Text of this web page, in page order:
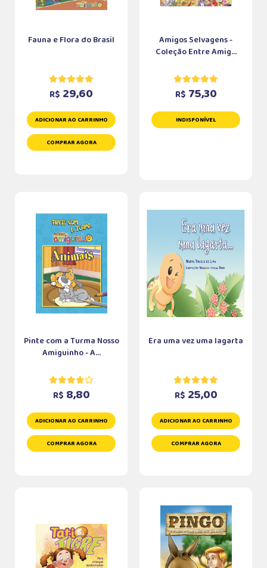
Fauna e Flora do Brasil
R$ 29,60
ADICIONAR AO CARRINHO
COMPRAR AGORA
Amigos Selvagens -
Coleção Entre Amig...
R$ 75,30
INDISPONÍVEL
Pinte com a Turma Nosso
Amiguinho - A...
R$ 8,80
ADICIONAR AO CARRINHO
COMPRAR AGORA
Era uma vez uma lagarta
R$ 25,00
ADICIONAR AO CARRINHO
COMPRAR AGORA